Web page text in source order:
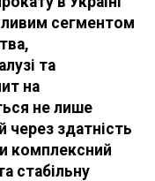
сегментом
та
на
не лише
через здатність
комплексний
стабільну